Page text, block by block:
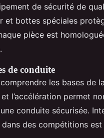
de sécurité de
et bottes spéciales
pièce est
de conduite
les bases de
l’accélération permet
une conduite sécurisée.
dans des compétitions